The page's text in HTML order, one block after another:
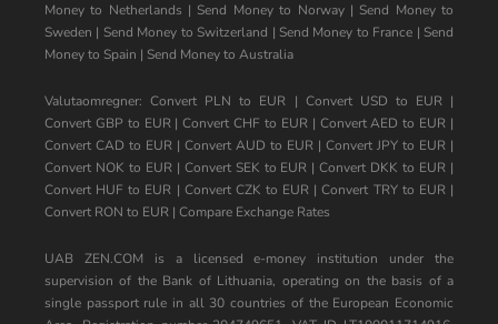
Money to Netherlands | Send Money to Norway| Send Money to
Sweden | Send Money to Switzerland | Send Money to France | Send
Money to Spain | Send Money to Australia
Valutaomregner:Convert PLN to EUR | Convert USD to EUR|
Convert GBP to EUR|Convert CHF to EUR| Convert AED to EUR |
Convert CAD to EUR | Convert AUD to EUR | Convert JPY to EUR |
Convert NOK to EUR| Convert SEK to EUR |Convert DKK to EUR |
Convert HUF to EUR | Convert CZK to EUR |Convert TRY to EUR|
Convert RON to EUR | Compare Exchange Rates
UAB ZEN.COM is a licensed e-money institution under the
supervision of the Bank of Lithuania, operating on the basis of a
single passport rule in all 30 countries of the European Economic